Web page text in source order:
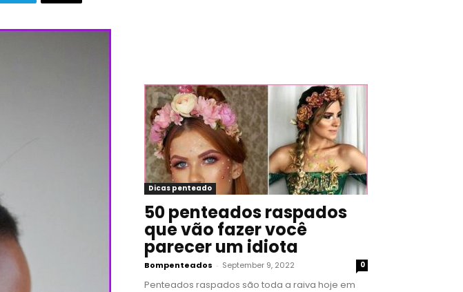
Dicas penteado
50 penteados raspados
que vão fazer você
parecer um idiota
Bompenteados - September 9, 2022 0
Penteados raspados são toda a raiva hoje em